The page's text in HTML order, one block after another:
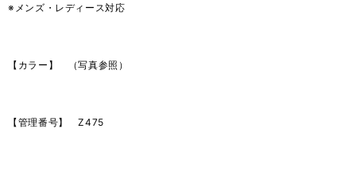
※メンズ・レディース対応
【カラー】 （写真参照）
【管理番号】 Z475